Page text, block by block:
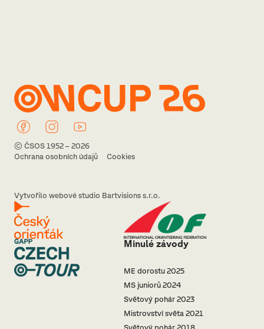
© ČSOS 1952 – 2026
Ochrana osobních údajů
Cookies
Vytvořilo webové studio Bartvisions s.r.o.
Minulé závody
ME dorostu 2025
MS juniorů 2024
Světový pohár 2023
Mistrovství světa 2021